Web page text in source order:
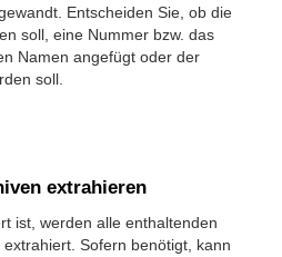
Entscheiden Sie, ob die
soll, eine Nummer bzw. das
Namen angefügt oder der
soll.
extrahieren
ist, werden alle enthaltenden
Sofern benötigt, kann